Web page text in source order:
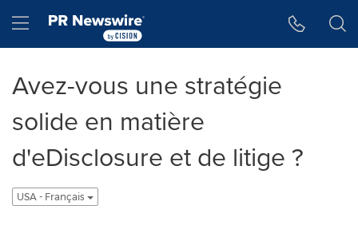
Hamburger menu
Avez-vous une stratégie
solide en matière
d'eDisclosure et de litige ?
USA - Français